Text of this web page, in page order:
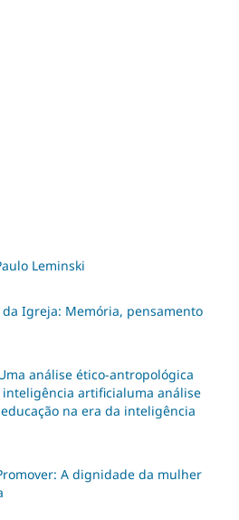
Leminski
Igreja: Memória, pensamento
análise ético-antropológica
artificialuma análise
na era da inteligência
A dignidade da mulher